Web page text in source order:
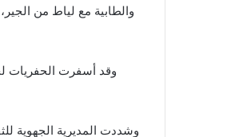
وقد أسفرت الحفريات
وشددت المديرية الجهوية